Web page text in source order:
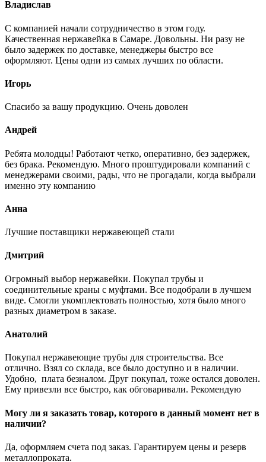
Владислав
С компанией начали сотрудничество в этом году.
Качественная нержавейка в Самаре. Довольны. Ни разу не
было задержек по доставке, менеджеры быстро все
оформляют. Цены одни из самых лучших по области.
Игорь
Спасибо за вашу продукцию. Очень доволен
Андрей
Ребята молодцы! Работают четко, оперативно, без задержек,
без брака. Рекомендую. Много проштудировали компаний с
менеджерами своими, рады, что не прогадали, когда выбрали
именно эту компанию
Анна
Лучшие поставщики нержавеющей стали
Дмитрий
Огромный выбор нержавейки. Покупал трубы и
соединительные краны с муфтами. Все подобрали в лучшем
виде. Смогли укомплектовать полностью, хотя было много
разных диаметром в заказе.
Анатолий
Покупал нержавеющие трубы для строительства. Все
отлично. Взял со склада, все было доступно и в наличии.
Удобно, плата безналом. Друг покупал, тоже остался доволен.
Ему привезли все быстро, как обговаривали. Рекомендую
Могу ли я заказать товар, которого в данный момент нет в
наличии?
Да, оформляем счета под заказ. Гарантируем цены и резерв
металлопроката.